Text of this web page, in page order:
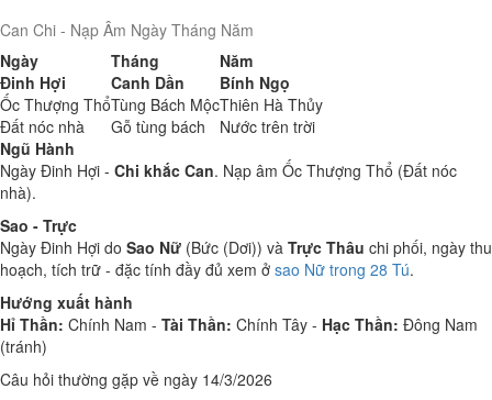
Can Chi - Nạp Âm Ngày Tháng Năm
Ngày
Tháng
Năm
Đinh Hợi
Canh Dần
Bính Ngọ
Ốc Thượng ThổTùng Bách MộcThiên Hà Thủy
Đất nóc nhà
Gỗ tùng bách
Nước trên trời
Ngũ Hành
Ngày Đinh Hợi - Chi khắc Can. Nạp âm Ốc Thượng Thổ (Đất nóc
nhà).
Sao - Trực
Ngày Đinh Hợi do Sao Nữ (Bức (Dơi)) và Trực Thâu chi phối, ngày thu
hoạch, tích trữ - đặc tính đầy đủ xem ở sao Nữ trong 28 Tú.
Hướng xuất hành
Hỉ Thần: Chính Nam - Tài Thần: Chính Tây - Hạc Thần: Đông Nam
(tránh)
Câu hỏi thường gặp về ngày 14/3/2026